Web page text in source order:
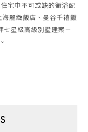
宅中不可或缺的衛浴配
麗緻飯店、曼谷千禧飯
七星級高級別墅建案－